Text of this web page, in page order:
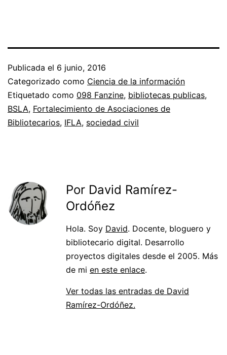
Publicada el 6 junio, 2016
Categorizado como Ciencia de la información
Etiquetado como 098 Fanzine, bibliotecas publicas,
BSLA, Fortalecimiento de Asociaciones de
Bibliotecarios, IFLA, sociedad civil
Por David Ramírez-
Ordóñez
Hola. Soy David. Docente, bloguero y
bibliotecario digital. Desarrollo
proyectos digitales desde el 2005. Más
de mi en este enlace.
Ver todas las entradas de David
Ramírez-Ordóñez.